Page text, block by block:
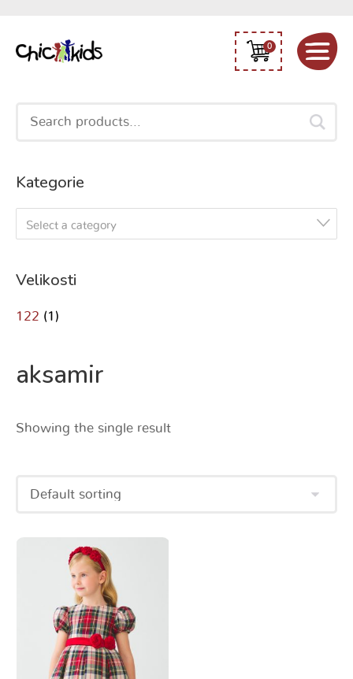
0
Search
Kategorie
Select a category
Velikosti
122 (1)
aksamir
Showing the single result